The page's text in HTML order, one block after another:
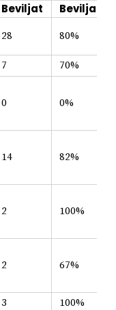
Beviljat Beviljat i
28 80%
7
70%
0 0%
14 82%
2 100%
2 67%
3
100%